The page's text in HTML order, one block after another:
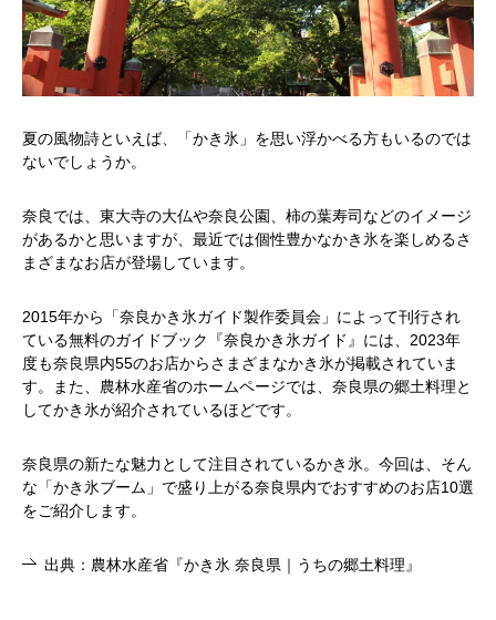
夏の風物詩といえば、「かき氷」を思い浮かべる方もいるのでは
ないでしょうか。
奈良では、東大寺の大仏や奈良公園、柿の葉寿司などのイメージ
があるかと思いますが、最近では個性豊かなかき氷を楽しめるさ
まざまなお店が登場しています。
2015年から「奈良かき氷ガイド製作委員会」によって刊行され
ている無料のガイドブック『奈良かき氷ガイド』には、2023年
度も奈良県内55のお店からさまざまなかき氷が掲載されていま
す。また、農林水産省のホームページでは、奈良県の郷土料理と
してかき氷が紹介されているほどです。
奈良県の新たな魅力として注目されているかき氷。今回は、そん
な「かき氷ブーム」で盛り上がる奈良県内でおすすめのお店10選
をご紹介します。
出典：農林水産省『かき氷 奈良県｜うちの郷土料理』